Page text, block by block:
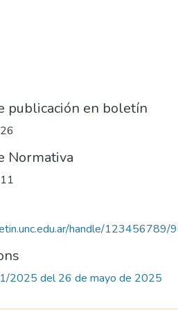
publicación en boletín
Normativa
handle/123456789/
2025 del 26 de mayo de 2025